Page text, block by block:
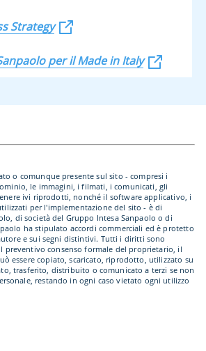
Strategy
per il Made in Italy
o comunque presente sul sito - compresi i
le immagini, i filmati, i comunicati, gli
ivi riprodotti, nonché il software applicativo, i
per l'implementazione del sito - è di
di società del Gruppo Intesa Sanpaolo o di
ha stipulato accordi commerciali ed è protetto
e sui segni distintivi. Tutti i diritti sono
preventivo consenso formale del proprietario, il
essere copiato, scaricato, riprodotto, utilizzato su
trasferito, distribuito o comunicato a terzi se non
restando in ogni caso vietato ogni utilizzo